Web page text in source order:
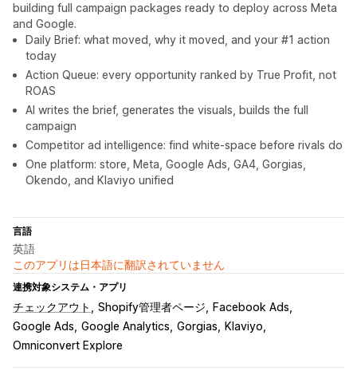
building full campaign packages ready to deploy across Meta
and Google.
Daily Brief: what moved, why it moved, and your #1 action
today
Action Queue: every opportunity ranked by True Profit, not
ROAS
AI writes the brief, generates the visuals, builds the full
campaign
Competitor ad intelligence: find white-space before rivals do
One platform: store, Meta, Google Ads, GA4, Gorgias,
Okendo, and Klaviyo unified
言語
英語
このアプリは日本語に翻訳されていません
連携対象システム・アプリ
チェックアウト Shopify管理者ページ
Facebook Ads
Google Ads Google Analytics Gorgias
Klaviyo
Omniconvert Explore